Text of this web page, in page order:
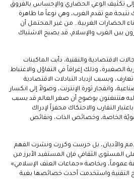
إلى تكثيف الوعي الحضاري والإحساس بالفروق
نتيجة مع تقدم الغرب، وهي نوعاً ما ظاهرة
الحضارات الغربية… من غير المحتمل أن
بين الغرب والإسلام، قد يصبح الاشتباك
الاقتصادية والتقنية، دأبت الماكينات
الصغيرة، وذلك إغراقاً في التفاؤل والاغتباط
وبسبب ازدياد التبادلات الاقتصادية
وانفجار ثورة الإنترنت، وصولاً إلى انكسار
إليه هنتنغتون بوضوح أن صغر العالم قد يسبب
التقارب والاحتكاك محفزاً لإدراك
الخاصة، وخصائص الذات، ونقائص
والأديان، بل حرست وكررت ونشرت الفهم
المستوى الثقافي فإن المستفيد الأبرز من
عموماً، وبخاصة «جماعات العنف الإسلامي»
التقنية واستخدمت أحدث خصائصها بغية